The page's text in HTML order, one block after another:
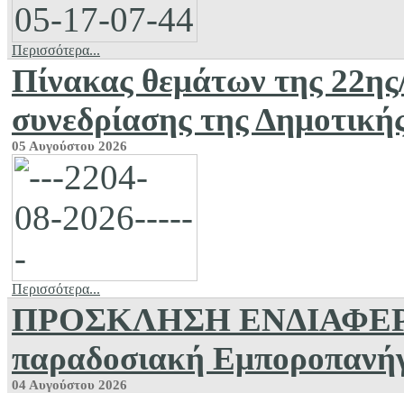
Περισσότερα...
Πίνακας θεμάτων της
συνεδρίασης της
05 Αυγούστου 2026
Περισσότερα...
ΠΡΟΣΚΛΗΣΗ
παραδοσιακή
04 Αυγούστου 2026